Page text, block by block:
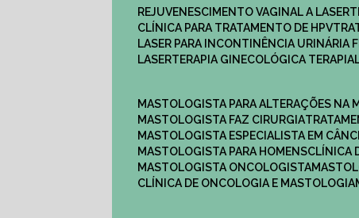
REJUVENESCIMENTO VAGINAL A LASER
CLÍNICA PARA TRATAMENTO DE HPV
LASER PARA INCONTINÊNCIA URINÁRIA
LASERTERAPIA GINECOLÓGICA TERAPIA
MASTOLOGISTA PARA ALTERAÇÕES NA
MASTOLOGISTA FAZ CIRURGIA
MASTOLOGISTA ESPECIALISTA EM
MASTOLOGISTA PARA HOMENS
MASTOLOGISTA ONCOLOGISTA
CLÍNICA DE ONCOLOGIA E MASTOLOGIA